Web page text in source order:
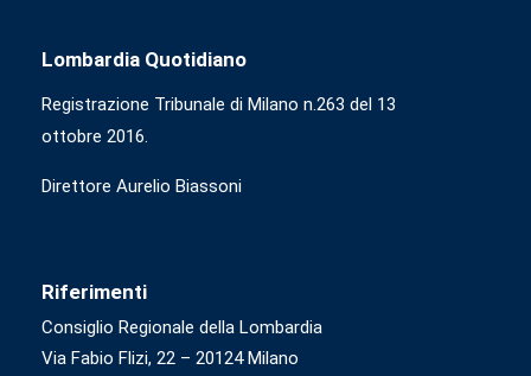
Lombardia Quotidiano
Registrazione Tribunale di Milano n.263 del 13
ottobre 2016.
Direttore Aurelio Biassoni
Riferimenti
Consiglio Regionale della Lombardia
Via Fabio Flizi, 22 – 20124 Milano